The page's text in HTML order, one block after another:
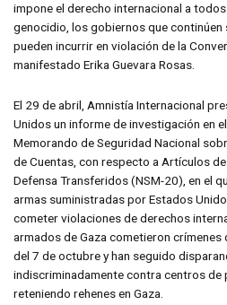
impone el derecho internacional a
genocidio, los gobiernos que continúen
pueden incurrir en violación de la
manifestado Erika Guevara Rosas.
El 29 de abril, Amnistía Internacional
Unidos un informe de investigación en
Memorando de Seguridad Nacional
de Cuentas, con respecto a Artículos
Defensa Transferidos (NSM-20), en el
armas suministradas por Estados
cometer violaciones de derechos
armados de Gaza cometieron
del 7 de octubre y han seguido
indiscriminadamente contra centros de
reteniendo rehenes en Gaza.